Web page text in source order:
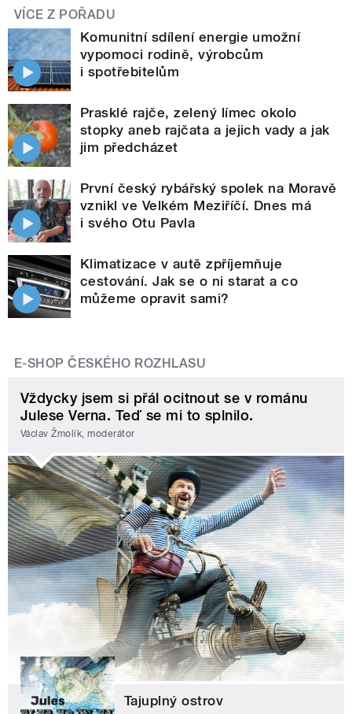
VÍCE Z POŘADU
Komunitní sdílení energie umožní
vypomoci rodině, výrobcům
i spotřebitelům
Prasklé rajče, zelený límec okolo
stopky aneb rajčata a jejich vady a jak
jim předcházet
První český rybářský spolek na Moravě
vznikl ve Velkém Meziříčí. Dnes má
i svého Otu Pavla
Klimatizace v autě zpříjemňuje
cestování. Jak se o ni starat a co
můžeme opravit sami?
E-SHOP ČESKÉHO ROZHLASU
Vždycky jsem si přál ocitnout se v románu
Julese Verna. Teď se mi to splnilo.
Václav Žmolík, moderátor
Tajuplný ostrov